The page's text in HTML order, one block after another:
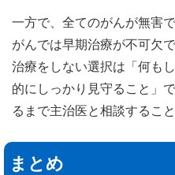
一方で、全てのがんが無害
がんでは早期治療が不可欠で
治療をしない選択は「何も
的にしっかり見守ること」
るまで主治医と相談するこ
まとめ